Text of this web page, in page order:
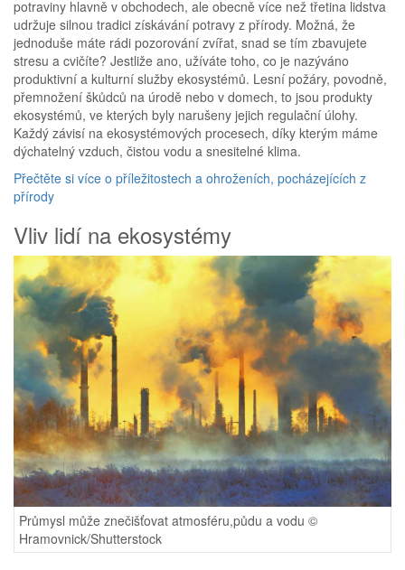
potraviny hlavně v obchodech, ale obecně více než třetina lidstva
udržuje silnou tradici získávání potravy z přírody. Možná, že
jednoduše máte rádi pozorování zvířat, snad se tím zbavujete
stresu a cvičíte? Jestliže ano, užíváte toho, co je nazýváno
produktivní a kulturní služby ekosystémů. Lesní požáry, povodně,
přemnožení škůdců na úrodě nebo v domech, to jsou produkty
ekosystémů, ve kterých byly narušeny jejich regulační úlohy.
Každý závisí na ekosystémových procesech, díky kterým máme
dýchatelný vzduch, čistou vodu a snesitelné klima.
Přečtěte si více o příležitostech a ohroženích, pocházejících z
přírody
Vliv lidí na ekosystémy
Průmysl může znečišťovat atmosféru,půdu a vodu ©
Hramovnick/Shutterstock